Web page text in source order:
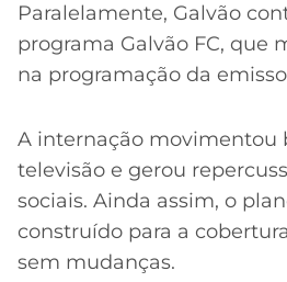
Paralelamente, Galvão
programa Galvão FC, que
na programação da
A internação movimentou
televisão e gerou
sociais. Ainda assim, o
construído para a
sem mudanças.